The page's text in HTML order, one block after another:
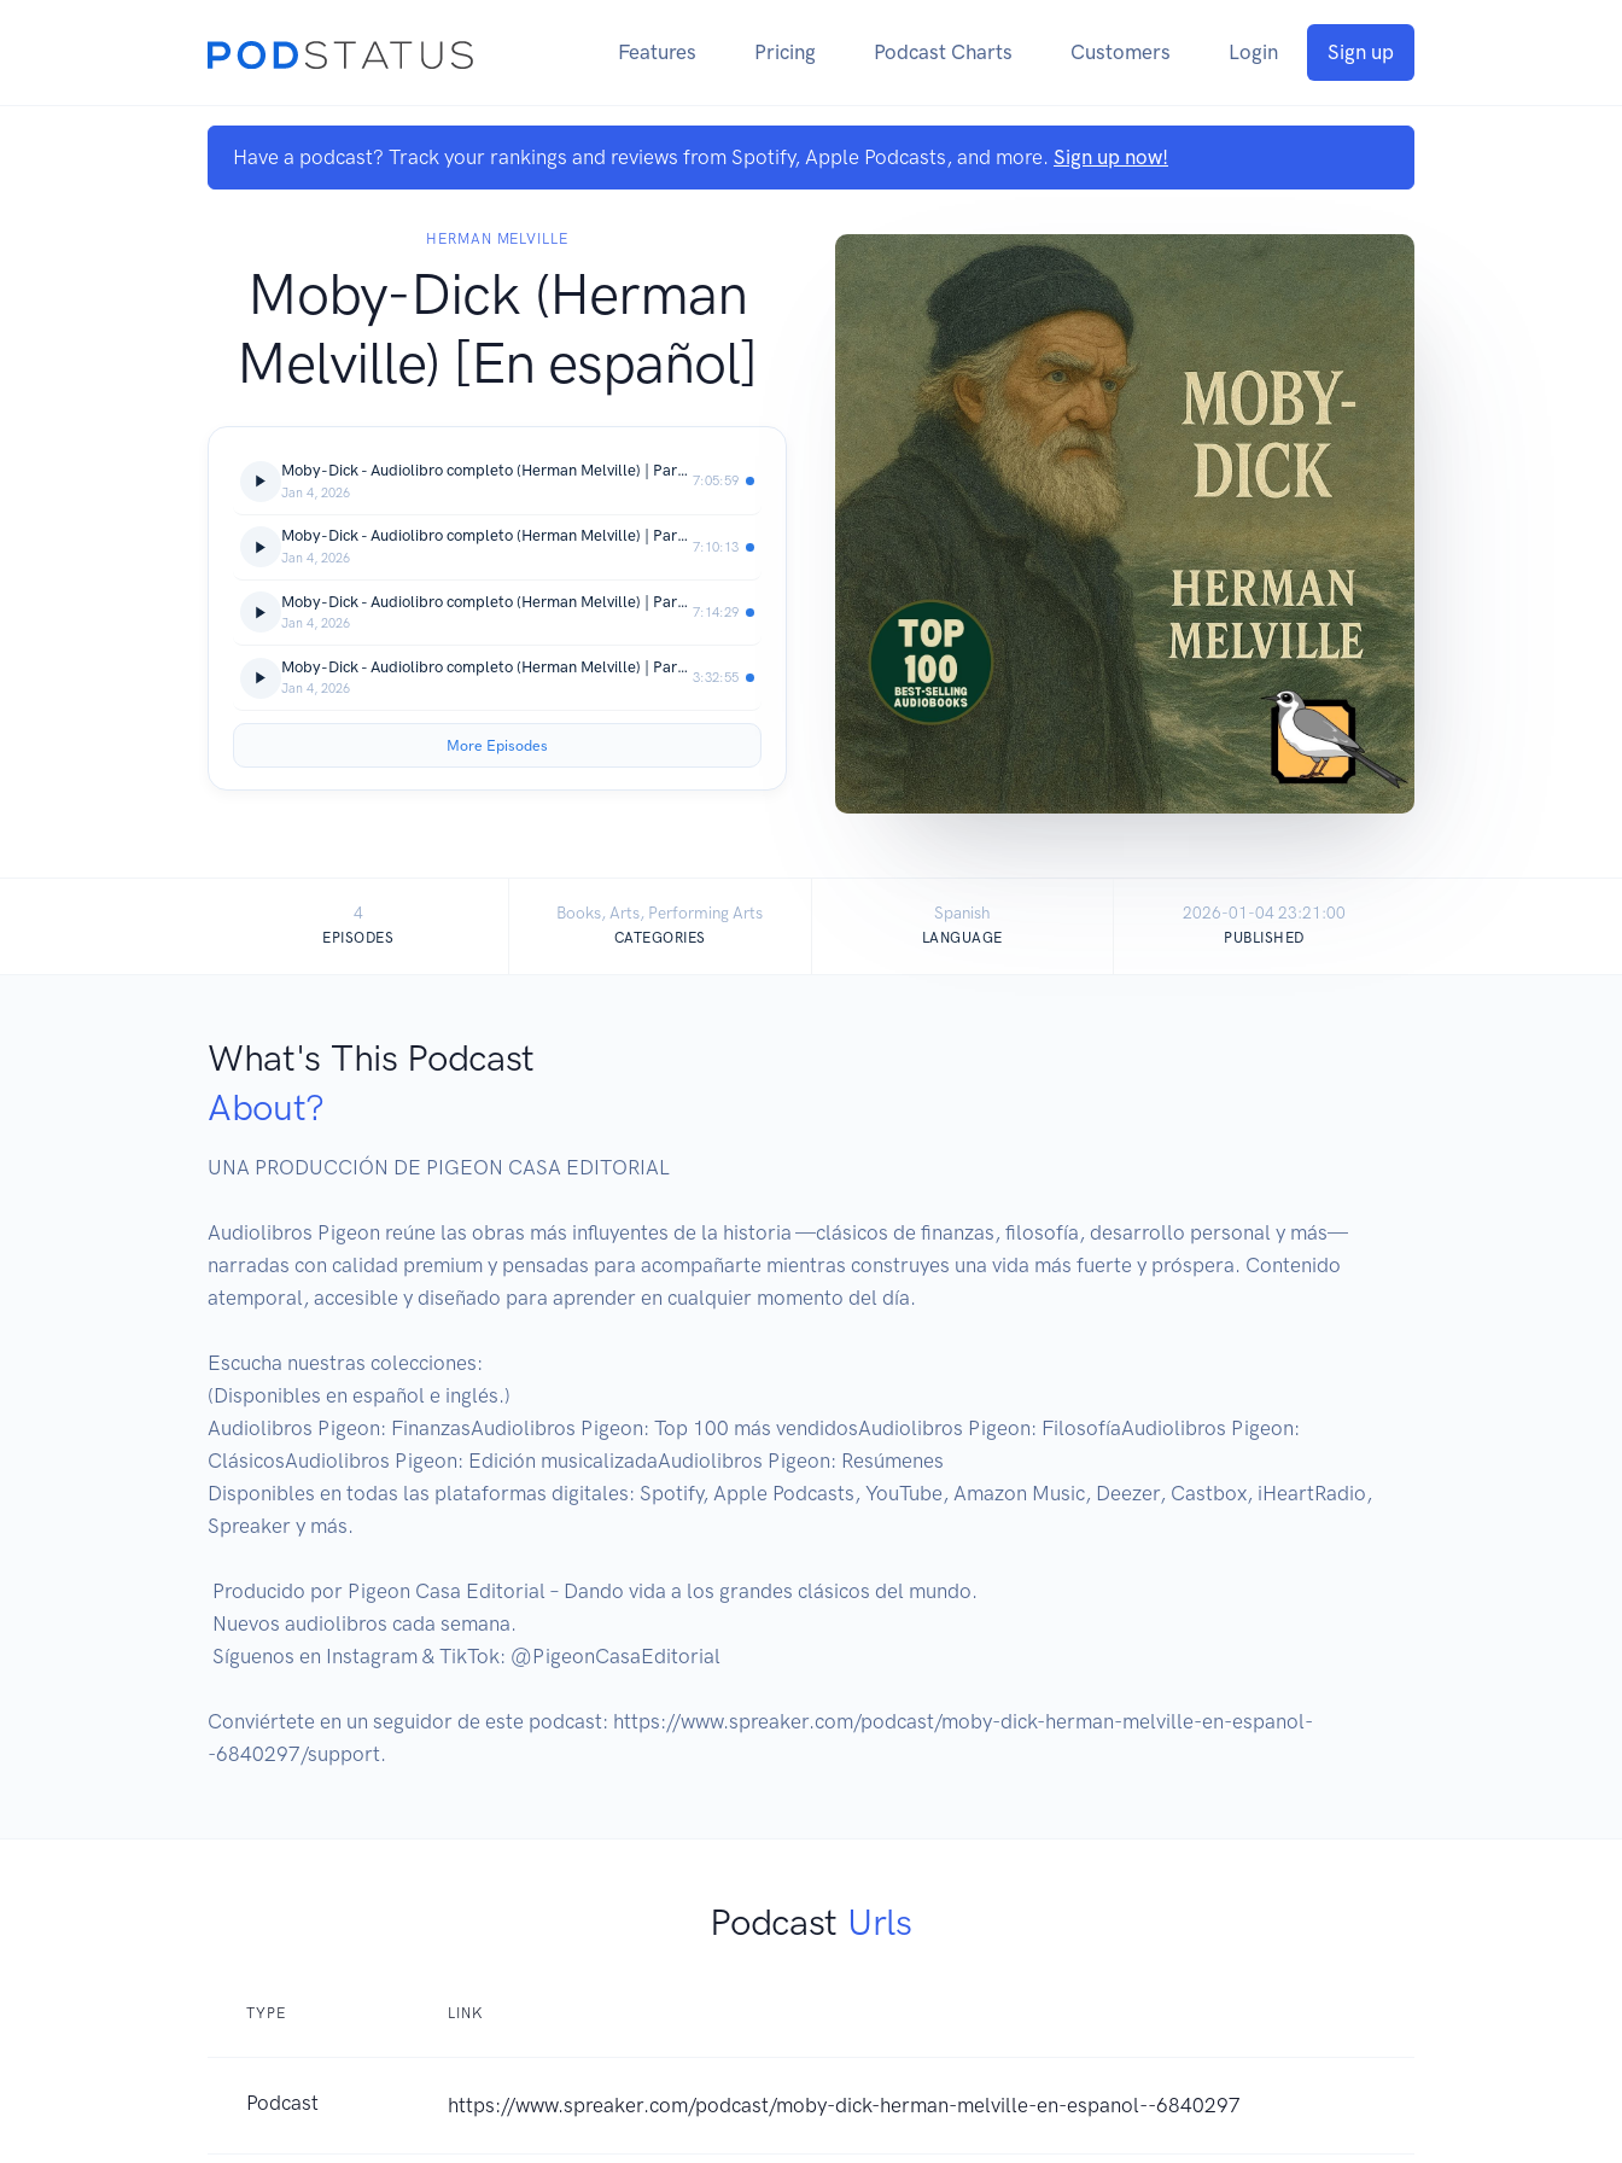
Features Pricing Podcast Charts Customers Login Sign up
Have a podcast? Track your rankings and reviews from Spotify, Apple Podcasts, and more. Sign up now!
HERMAN MELVILLE
Moby-Dick (Herman
Melville) [En español]
Moby-Dick - Audiolibro completo (Herman Melville) | Parte 1 de 4
Jan 4, 2026
7:05:59
Moby-Dick - Audiolibro completo (Herman Melville) | Parte 2 de 4
Jan 4, 2026
7:10:13
Moby-Dick - Audiolibro completo (Herman Melville) | Parte 3 de 4
Jan 4, 2026
7:14:29
Moby-Dick - Audiolibro completo (Herman Melville) | Parte 4 de 4
Jan 4, 2026
3:32:55
More Episodes
4
EPISODES
Books, Arts, Performing Arts
CATEGORIES
Spanish
LANGUAGE
2026-01-04 23:21:00
PUBLISHED
What's This Podcast
About?
UNA PRODUCCIÓN DE PIGEON CASA EDITORIAL
Audiolibros Pigeon reúne las obras más influyentes de la historia —clásicos de finanzas, filosofía, desarrollo personal y más—
narradas con calidad premium y pensadas para acompañarte mientras construyes una vida más fuerte y próspera. Contenido
atemporal, accesible y diseñado para aprender en cualquier momento del día.
Escucha nuestras colecciones:
(Disponibles en español e inglés.)
Audiolibros Pigeon: FinanzasAudiolibros Pigeon: Top 100 más vendidosAudiolibros Pigeon: FilosofíaAudiolibros Pigeon:
ClásicosAudiolibros Pigeon: Edición musicalizadaAudiolibros Pigeon: Resúmenes
Disponibles en todas las plataformas digitales: Spotify, Apple Podcasts, YouTube, Amazon Music, Deezer, Castbox, iHeartRadio,
Spreaker y más.
Conviértete en un seguidor de este podcast: https://www.spreaker.com/podcast/moby-dick-herman-melville-en-espanol-
-6840297/support.
Podcast Urls
TYPE LINK
Podcast https://www.spreaker.com/podcast/moby-dick-herman-melville-en-espanol--6840297